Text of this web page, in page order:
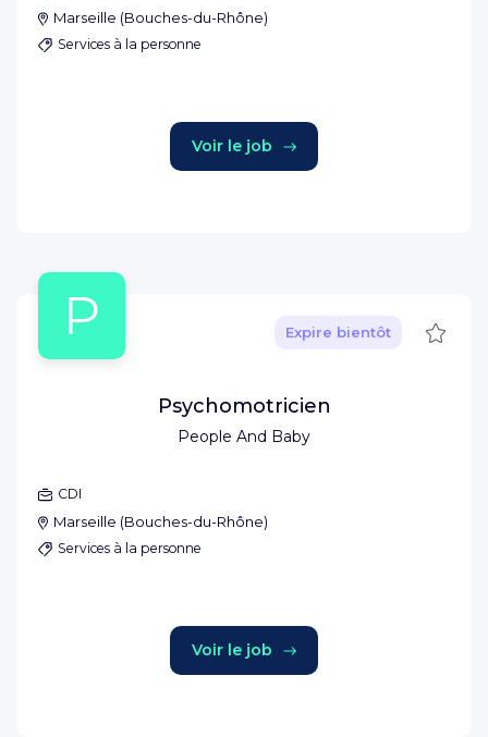
Marseille (Bouches-du-Rhône)
Services à la personne
Voir le job
P
People And Baby
Expire bientôt
Psychomotricien
CDI
Marseille (Bouches-du-Rhône)
Services à la personne
Voir le job